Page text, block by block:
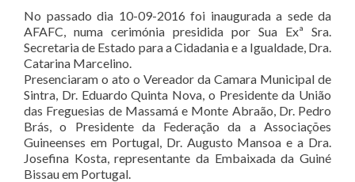
No passado dia 10-09-2016 foi inaugurada a sede da
AFAFC, numa cerimónia presidida por Sua Exª Sra.
Secretaria de Estado para a Cidadania e a Igualdade, Dra.
Catarina Marcelino.
Presenciaram o ato o Vereador da Camara Municipal de
Sintra, Dr. Eduardo Quinta Nova, o Presidente da União
das Freguesias de Massamá e Monte Abraão, Dr. Pedro
Brás, o Presidente da Federação da a Associações
Guineenses em Portugal, Dr. Augusto Mansoa e a Dra.
Josefina Kosta, representante da Embaixada da Guiné
Bissau em Portugal.